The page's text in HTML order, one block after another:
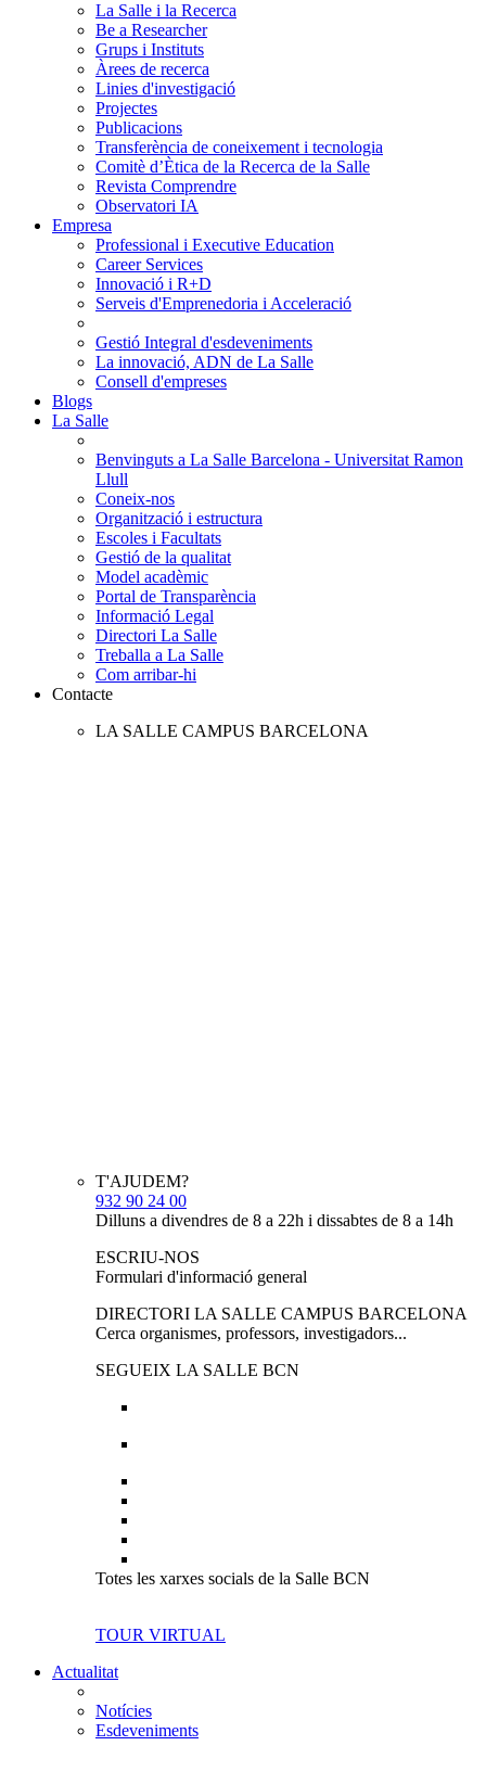
La Salle i la Recerca
Be a Researcher
Grups i Instituts
Àrees de recerca
Linies d'investigació
Projectes
Publicacions
Transferència de coneixement i tecnologia
Comitè d’Ètica de la Recerca de la Salle
Revista Comprendre
Observatori IA
Empresa
Professional i Executive Education
Career Services
Innovació i R+D
Serveis d'Emprenedoria i Acceleració
Gestió Integral d'esdeveniments
La innovació, ADN de La Salle
Consell d'empreses
Blogs
La Salle
Benvinguts a La Salle Barcelona - Universitat Ramon
Llull
Coneix-nos
Organització i estructura
Escoles i Facultats
Gestió de la qualitat
Model acadèmic
Portal de Transparència
Informació Legal
Directori La Salle
Treballa a La Salle
Com arribar-hi
Contacte
LA SALLE CAMPUS BARCELONA
T'AJUDEM?
932 90 24 00
Dilluns a divendres de 8 a 22h i dissabtes de 8 a 14h
ESCRIU-NOS
Formulari d'informació general
DIRECTORI LA SALLE CAMPUS BARCELONA
Cerca organismes, professors, investigadors...
SEGUEIX LA SALLE BCN
Totes les xarxes socials de la Salle BCN
TOUR VIRTUAL
Actualitat
Notícies
Esdeveniments